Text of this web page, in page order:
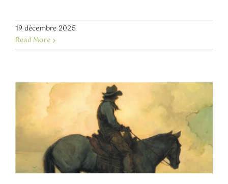
19 décembre 2025
Read More